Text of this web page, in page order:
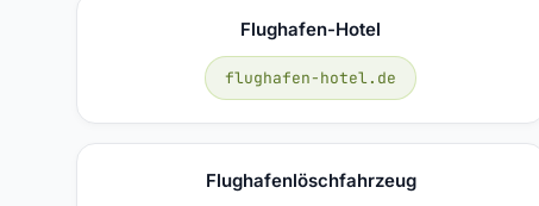
Flughafen-Hotel
flughafen-hotel.de
Flughafenlöschfahrzeug